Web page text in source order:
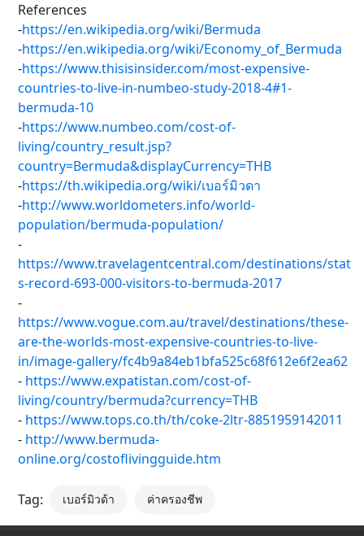
References
-https://en.wikipedia.org/wiki/Bermuda
-https://en.wikipedia.org/wiki/Economy_of_Bermuda
-https://www.thisisinsider.com/most-expensive-
countries-to-live-in-numbeo-study-2018-4#1-
bermuda-10
-https://www.numbeo.com/cost-of-
living/country_result.jsp?
country=Bermuda&displayCurrency=THB
-https://th.wikipedia.org/wiki/เบอร์มิวดา
-http://www.worldometers.info/world-
population/bermuda-population/
-
https://www.travelagentcentral.com/destinations/stat
s-record-693-000-visitors-to-bermuda-2017
-
https://www.vogue.com.au/travel/destinations/these-
are-the-worlds-most-expensive-countries-to-live-
in/image-gallery/fc4b9a84eb1bfa525c68f612e6f2ea62
- https://www.expatistan.com/cost-of-
living/country/bermuda?currency=THB
- https://www.tops.co.th/th/coke-2ltr-8851959142011
- http://www.bermuda-
online.org/costoflivingguide.htm
Tag: เบอร์มิวด้า ค่าครองชีพ